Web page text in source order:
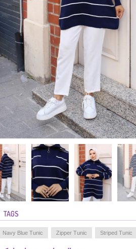
TAGS
Navy Blue Tunic Zipper Tunic Striped Tunic